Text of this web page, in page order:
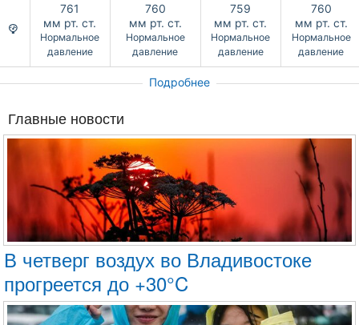
761
мм рт. ст.
Нормальное
давление
760
мм рт. ст.
Нормальное
давление
759
мм рт. ст.
Нормальное
давление
760
мм рт. ст.
Нормальное
давление
Подробнее
Главные новости
В четверг воздух во Владивостоке
прогреется до +30°C